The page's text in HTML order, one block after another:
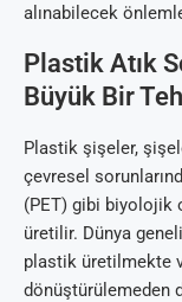
alınabilecek
Plastik Atık
Büyük Bir
Plastik şişeler,
çevresel
(PET) gibi biyolojik
üretilir. Dünya
plastik üretilmekte
dönüştürülemeden